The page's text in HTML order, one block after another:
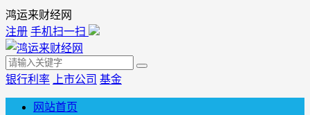
鸿运来财经网
注册 手机扫一扫
银行利率 上市公司 基金
网站首页